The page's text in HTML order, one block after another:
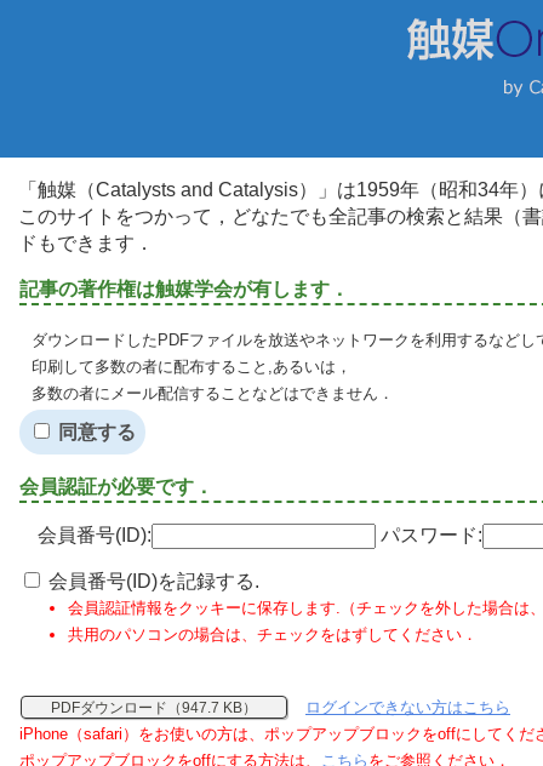
「触媒（Catalysts and Catalysis）」は1959年（昭和34年
このサイトをつかって，どなたでも全記事の検索と結果（
ドもできます．
記事の著作権は触媒学会が有します．
ダウンロードしたPDFファイルを放送やネットワークを利用するなど
印刷して多数の者に配布すること,あるいは，
多数の者にメール配信することなどはできません．
同意する
会員認証が必要です．
会員番号(ID): パスワード:
会員番号(ID)を記録する.
会員認証情報をクッキーに保存します.（チェックを外した場合は
共用のパソコンの場合は、チェックをはずしてください．
PDFダウンロード（947.7 KB）
ログインできない方はこちら
iPhone（safari）をお使いの方は、ポップアップブロックをoffにしてくだ
ポップアップブロックをoffにする方法は、 こちら をご参照ください．